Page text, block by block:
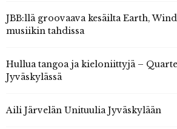
JBB:llä groovaava kesäilta Earth,
musiikin tahdissa
Hullua tangoa ja kieloniittyjä –
Jyväskylässä
Aili Järvelän Unituulia Jyväskylään